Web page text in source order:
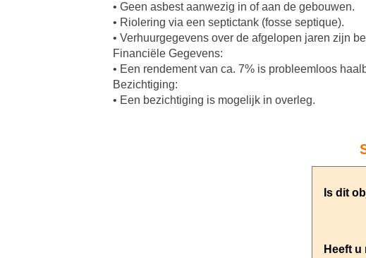
• Geen asbest aanwezig in of aan de gebouwen.
• Riolering via een septictank (fosse septique).
• Verhuurgegevens over de afgelopen jaren zijn
Financiële Gegevens:
• Een rendement van ca. 7% is probleemloos
Bezichtiging:
• Een bezichtiging is mogelijk in overleg.